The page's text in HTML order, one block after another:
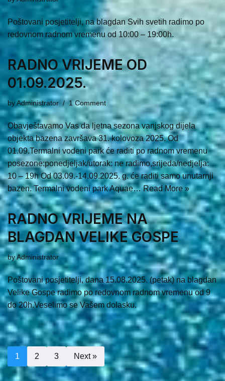
Poštovani posjetitelji, na blagdan Svih svetih radimo po
redovnom radnom vremenu od 10:00 – 19:00h.
RADNO VRIJEME OD
01.09.2025.
byAdministrator 1 Comment
Obavještavamo Vas da ljetna sezona vanjskog dijela
objekta bazena završava 31. kolovoza 2025. Od
01.09.Termalni vodeni park će raditi po radnom vremenu
posezone:ponedjeljak/utorak: ne radimo,srijeda/nedjelja:
10 – 19h Od 03.09.-14.09.2025. g. će raditi samo unutarnji
bazen. Termalni vodeni park Aquae…Read More »
RADNO VRIJEME NA
BLAGDAN VELIKE GOSPE
byAdministrator
Poštovani posjetitelji, dana 15.08.2025. (petak) na blagdan
Velike Gospe radimo po redovnom radnom vremenu od 9
do 20h.Veselimo se Vašem dolasku.
1 2 3 Next »